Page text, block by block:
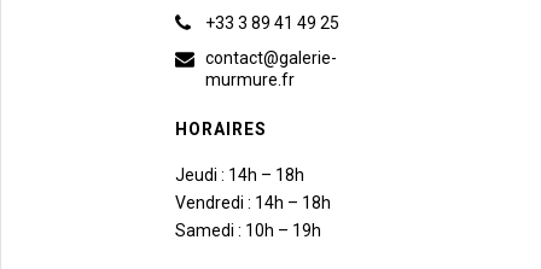
+33 3 89 41 49 25
contact@galerie-
murmure.fr
HORAIRES
Jeudi : 14h – 18h
Vendredi : 14h – 18h
Samedi : 10h – 19h